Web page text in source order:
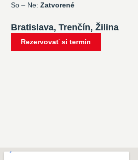
So – Ne:Zatvorené
Bratislava, Trenčín, Žilina
Rezervovať si termín